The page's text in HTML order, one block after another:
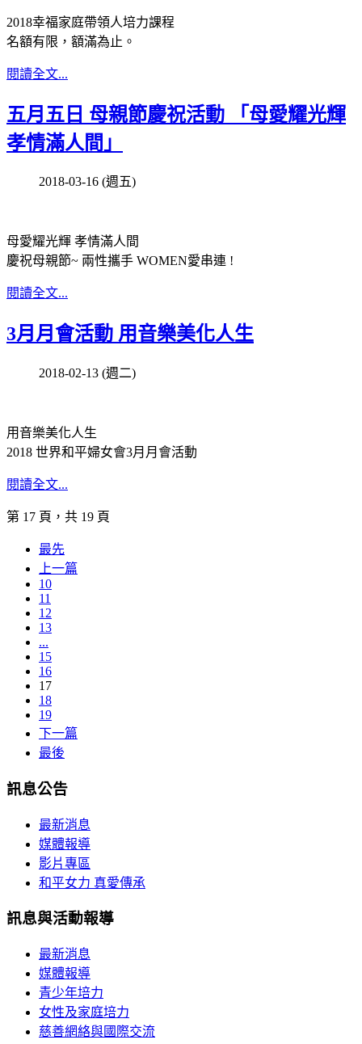
2018幸福家庭帶領人培力課程
名額有限，額滿為止。
閱讀全文...
五月五日 母親節慶祝活動 「母愛耀光輝
孝情滿人間」
2018-03-16 (週五)
母愛耀光輝 孝情滿人間
慶祝母親節~ 兩性攜手 WOMEN愛串連 !
閱讀全文...
3月月會活動 用音樂美化人生
2018-02-13 (週二)
用音樂美化人生
2018 世界和平婦女會3月月會活動
閱讀全文...
第 17 頁，共 19 頁
最先
上一篇
10
11
12
13
...
15
16
17
18
19
下一篇
最後
訊息公告
最新消息
媒體報導
影片專區
和平女力 真愛傳承
訊息與活動報導
最新消息
媒體報導
青少年培力
女性及家庭培力
慈善網絡與國際交流